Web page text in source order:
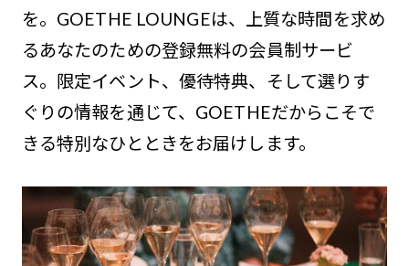
を。GOETHE LOUNGEは、上質な時間を求め
るあなたのための登録無料の会員制サービ
ス。限定イベント、優待特典、そして選りす
ぐりの情報を通じて、GOETHEだからこそで
きる特別なひとときをお届けします。